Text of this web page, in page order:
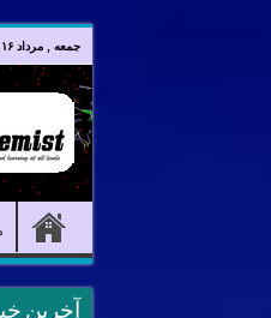
جمعه , مرداد ۱۶ ۱۴۰۵
آخرین